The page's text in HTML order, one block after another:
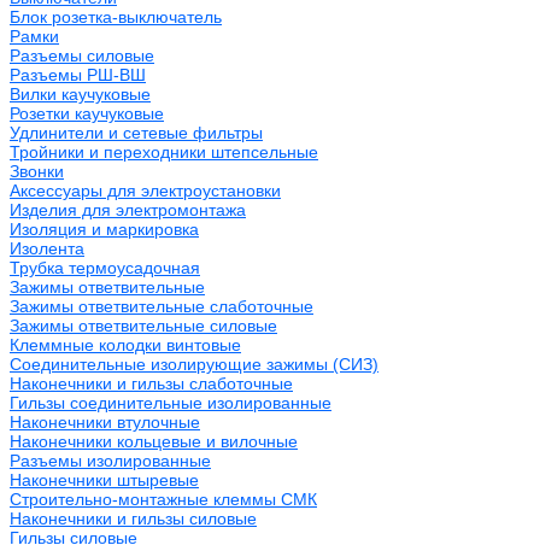
Блок розетка-выключатель
Рамки
Разъемы силовые
Разъемы РШ-ВШ
Вилки каучуковые
Розетки каучуковые
Удлинители и сетевые фильтры
Тройники и переходники штепсельные
Звонки
Аксессуары для электроустановки
Изделия для электромонтажа
Изоляция и маркировка
Изолента
Трубка термоусадочная
Зажимы ответвительные
Зажимы ответвительные слаботочные
Зажимы ответвительные силовые
Клеммные колодки винтовые
Соединительные изолирующие зажимы (СИЗ)
Наконечники и гильзы слаботочные
Гильзы соединительные изолированные
Наконечники втулочные
Наконечники кольцевые и вилочные
Разъемы изолированные
Наконечники штыревые
Строительно-монтажные клеммы СМК
Наконечники и гильзы силовые
Гильзы силовые